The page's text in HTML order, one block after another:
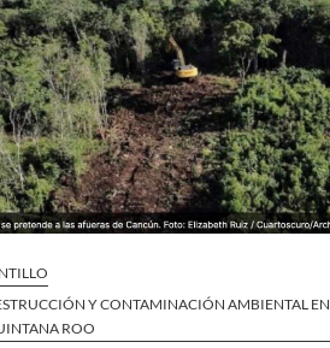
Y CONTAMINACIÓN AMBIENTAL EN
ROO